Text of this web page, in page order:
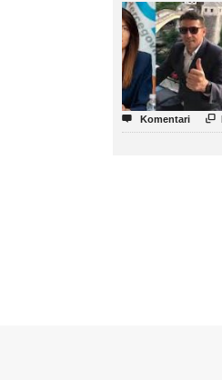
 Komentari 